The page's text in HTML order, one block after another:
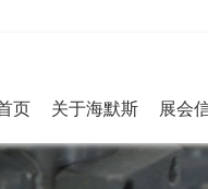
页 关于海默斯 展会